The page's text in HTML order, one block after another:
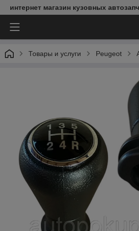
интернет магазин кузовных
Товары и услуги Peugeot